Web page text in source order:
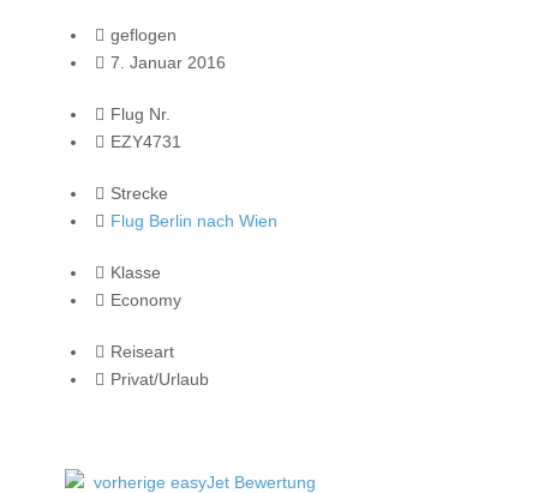
geflogen
7. Januar 2016
Flug Nr.
EZY4731
Strecke
Flug Berlin nach Wien
Klasse
Economy
Reiseart
Privat/Urlaub
vorherige easyJet Bewertung